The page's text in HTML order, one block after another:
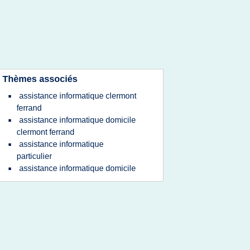
Thèmes associés
assistance informatique clermont
ferrand
assistance informatique domicile
clermont ferrand
assistance informatique
particulier
assistance informatique domicile